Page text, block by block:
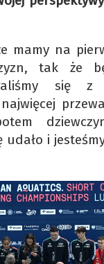
mamy na
tak że
się z
udało i